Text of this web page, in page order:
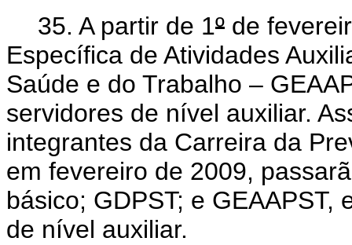
35. A partir de 1º de
Específica de Atividades
Saúde e do Trabalho –
servidores de nível auxiliar.
integrantes da Carreira da
em fevereiro de 2009,
básico; GDPST; e GEAAPST,
de nível auxiliar.